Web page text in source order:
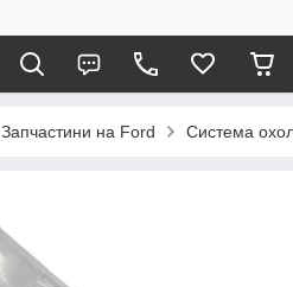
Запчастини на Ford Система